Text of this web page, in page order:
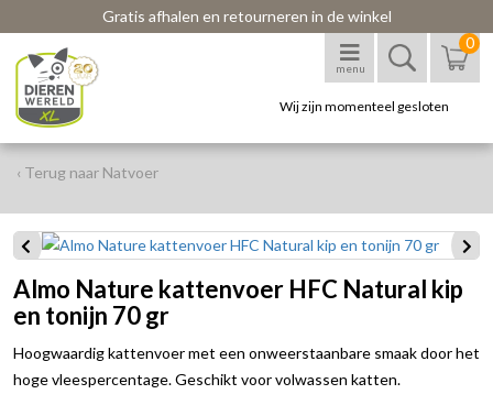
Gratis afhalen en retourneren in de winkel
menu
0
Wij zijn momenteel gesloten
‹ Terug naar Natvoer
Almo Nature kattenvoer HFC Natural kip
en tonijn 70 gr
Hoogwaardig kattenvoer met een onweerstaanbare smaak door het
hoge vleespercentage. Geschikt voor volwassen katten.